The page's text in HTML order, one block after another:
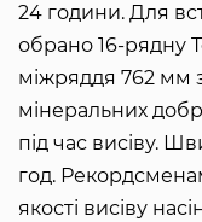
24 години. Для
обрано 16-рядну
міжряддя 762 мм
мінеральних
під час висіву.
год.
якості висіву